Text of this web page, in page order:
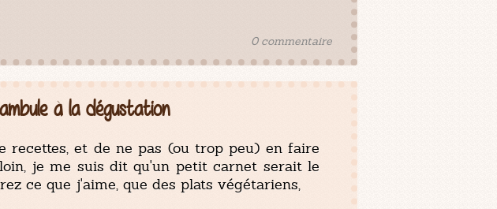
0 commentaire
à la dégustation
recettes, et de ne pas (ou trop peu) en faire
je me suis dit qu'un petit carnet serait le
ce que j'aime, que des plats végétariens,